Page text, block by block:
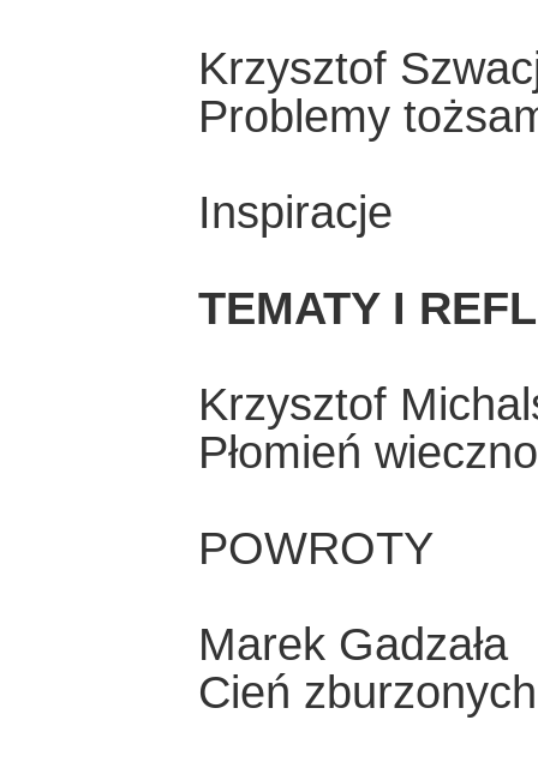
Krzysztof
Problemy
Inspiracje
TEMATY I
Krzysztof
Płomień
POWROTY
Marek Gadzała
Cień